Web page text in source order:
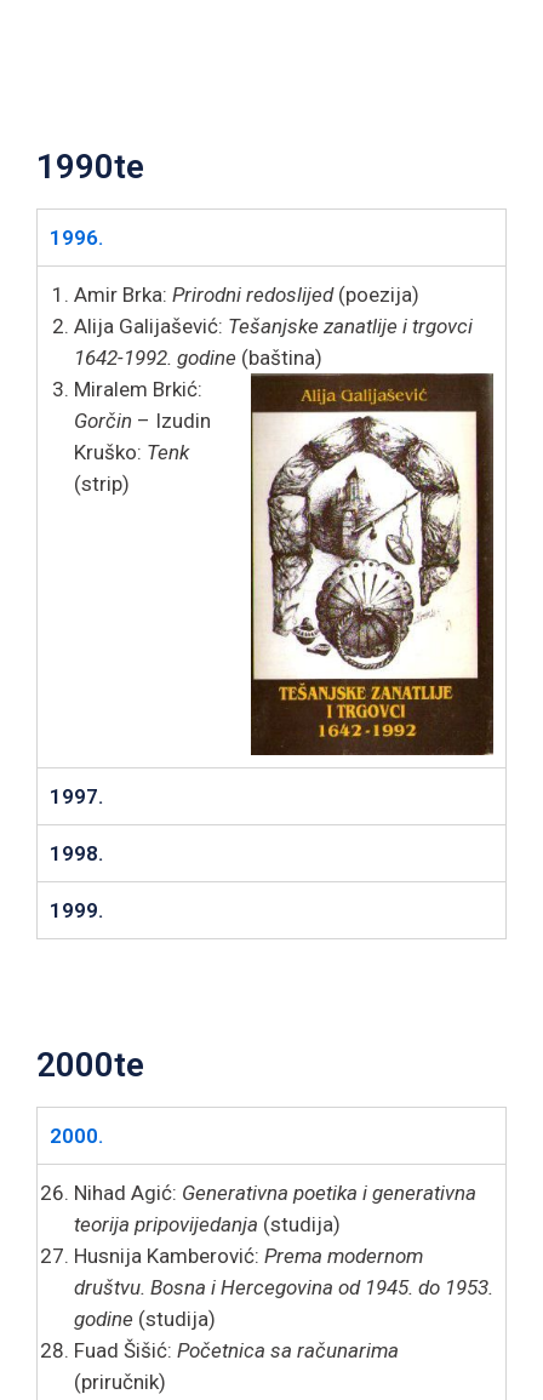
1990te
1996.
Amir Brka: Prirodni redoslijed (poezija)
Alija Galijašević: Tešanjske zanatlije i trgovci
1642-1992. godine (baština)
Miralem Brkić:
Gorčin – Izudin
Kruško: Tenk
(strip)
1997.
1998.
1999.
2000te
2000.
Nihad Agić: Generativna poetika i generativna
teorija pripovijedanja (studija)
Husnija Kamberović: Prema modernom
društvu. Bosna i Hercegovina od 1945. do 1953.
godine (studija)
Fuad Šišić: Početnica sa računarima
(priručnik)